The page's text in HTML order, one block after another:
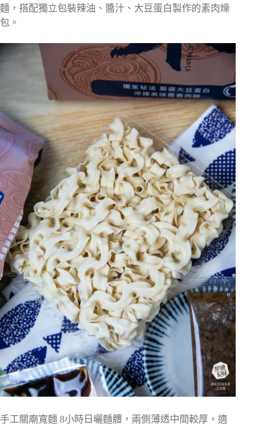
麵，搭配獨立包裝辣油、醬汁、大豆蛋白製作的素肉燥
包。
手工關廟寬麵 8小時日曬麵體，兩側薄透中間較厚，適